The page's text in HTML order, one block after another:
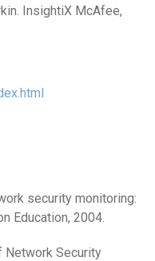
InsightiX McAfee,
security monitoring:
Education, 2004.
Network Security